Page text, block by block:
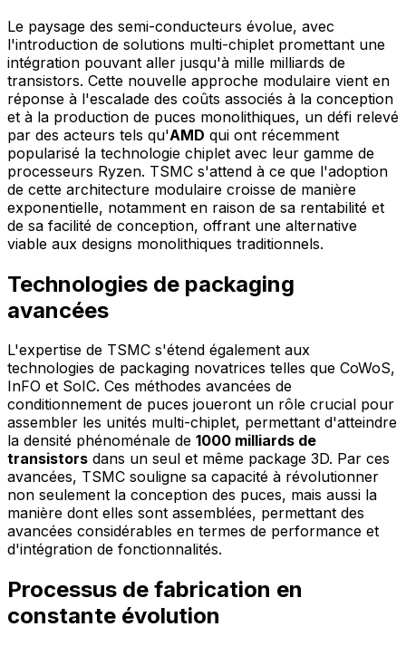
Le paysage des semi-conducteurs évolue, avec
l'introduction de solutions multi-chiplet promettant une
intégration pouvant aller jusqu'à mille milliards de
transistors. Cette nouvelle approche modulaire vient en
réponse à l'escalade des coûts associés à la conception
et à la production de puces monolithiques, un défi relevé
par des acteurs tels qu'AMD qui ont récemment
popularisé la technologie chiplet avec leur gamme de
processeurs Ryzen. TSMC s'attend à ce que l'adoption
de cette architecture modulaire croisse de manière
exponentielle, notamment en raison de sa rentabilité et
de sa facilité de conception, offrant une alternative
viable aux designs monolithiques traditionnels.
Technologies de packaging
avancées
L'expertise de TSMC s'étend également aux
technologies de packaging novatrices telles que CoWoS,
InFO et SoIC. Ces méthodes avancées de
conditionnement de puces joueront un rôle crucial pour
assembler les unités multi-chiplet, permettant d'atteindre
la densité phénoménale de 1000 milliards de
transistors dans un seul et même package 3D. Par ces
avancées, TSMC souligne sa capacité à révolutionner
non seulement la conception des puces, mais aussi la
manière dont elles sont assemblées, permettant des
avancées considérables en termes de performance et
d'intégration de fonctionnalités.
Processus de fabrication en
constante évolution